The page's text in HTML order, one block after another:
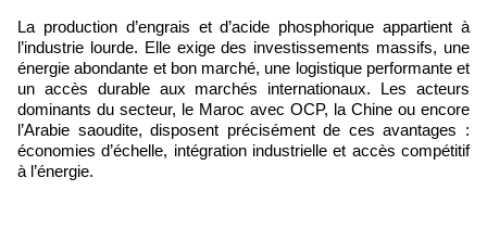
La production d’engrais et d’acide phosphorique appartient à
l’industrie lourde. Elle exige des investissements massifs, une
énergie abondante et bon marché, une logistique performante et
un accès durable aux marchés internationaux. Les acteurs
dominants du secteur, le Maroc avec OCP, la Chine ou encore
l’Arabie saoudite, disposent précisément de ces avantages :
économies d’échelle, intégration industrielle et accès compétitif
à l’énergie.